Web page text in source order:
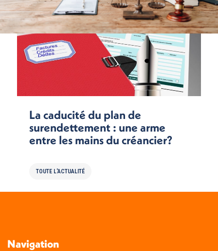
La caducité du plan de
surendettement : une arme
entre les mains du créancier?
TOUTE L'ACTUALITÉ
Navigation